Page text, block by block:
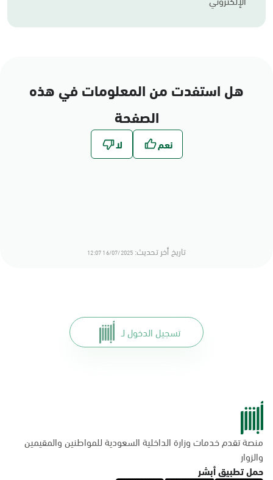
هل استفدت من المعلومات في هذه
الصفحة
تاريخ أخر تحديث: 16/07/2025 12:07
تسجيل الدخول لـ
منصة تقدم خدمات وزارة الداخلية السعودية للمواطنين والمقيمين
والزوار
حمل تطبيق أبشر